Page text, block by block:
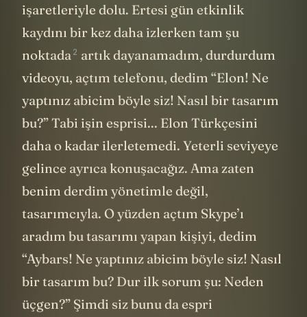
konusunda şöyleyim??? Aklım soru
işaretleriyle dolu. Ertesi gün etkinlik
kaydını bir kez daha izlerken tamşu
noktada 2artık dayanamadım, durdurdum
videoyu, açtım telefonu, dedim “Elon! Ne
yaptınız abicim böyle siz! Nasıl bir tasarım
bu?” Tabi işin esprisi... Elon Türkçesini
daha o kadar ilerletemedi. Yeterli seviyeye
gelince ayrıca konuşacağız. Ama zaten
benim derdim yönetimle değil,
tasarımcıyla. O yüzden açtım Skype’ı
aradım bu tasarımı yapan kişiyi, dedim
“Aybars! Ne yaptınız abicim böyle siz! Nasıl
bir tasarım bu? Dur ilk sorum şu: Neden